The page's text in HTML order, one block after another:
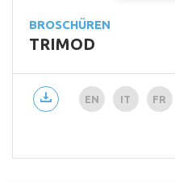
BROSCHÜREN
TRIMOD
EN IT FR